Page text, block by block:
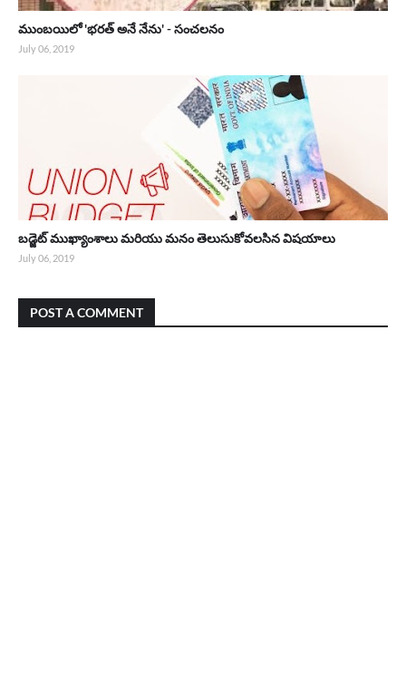
ముంబయిలో 'భరత్ అనే నేను' - సంచలనం
July 06, 2019
బడ్జెట్ ముఖ్యాంశాలు మరియు మనం తెలుసుకోవలసిన విషయాలు
July 06, 2019
POST A COMMENT